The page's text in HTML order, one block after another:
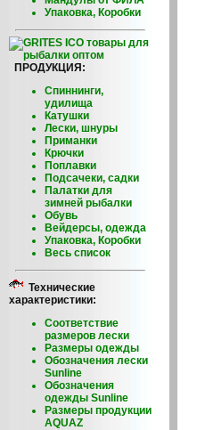
Упаковка, Коробки
ПРОДУКЦИЯ:
Спиннинги,
удилища
Катушки
Лески, шнуры
Приманки
Крючки
Поплавки
Подсачеки, садки
Палатки для
зимней рыбалки
Обувь
Вейдерсы, одежда
Упаковка, Коробки
Весь список
Технические
характеристики:
Соответствие
размеров лески
Размеры одежды
Обозначения лески
Sunline
Обозначения
одежды Sunline
Размеры продукции
AQUAZ